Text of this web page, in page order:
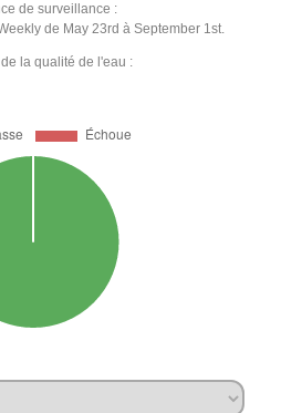
de surveillance :
de May 23rd à September 1st.
la qualité de l'eau :